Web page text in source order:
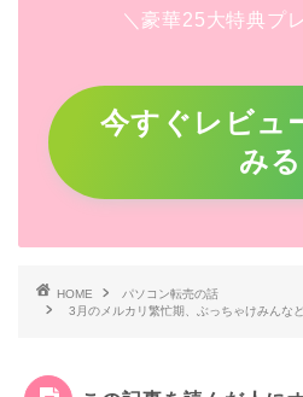
＼豪華25大特典プ
今すぐレビュ
みる
HOME
パソコン転売の話
3月のメルカリ繁忙期、ぶっちゃけみんな